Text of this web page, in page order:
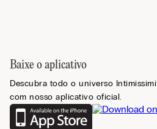
Baixe o aplicativo
Descubra todo o universo Intimissimi
com nosso aplicativo oficial.